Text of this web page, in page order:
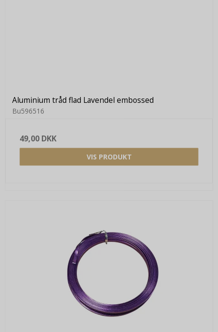
Aluminium tråd flad Lavendel embossed
Bu596516
49,00 DKK
VIS PRODUKT